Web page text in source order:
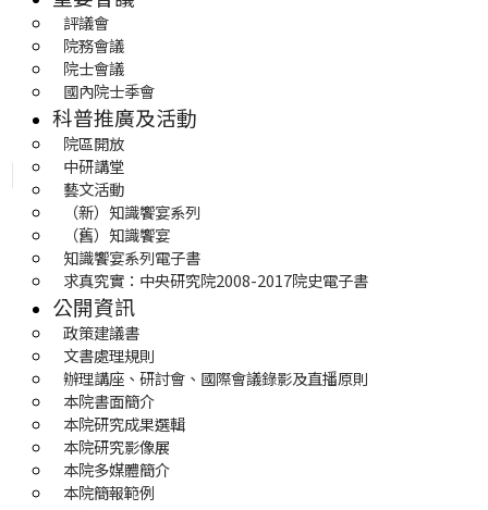
評議會
院務會議
院士會議
國內院士季會
科普推廣及活動
院區開放
中研講堂
藝文活動
（新）知識饗宴系列
（舊）知識饗宴
知識饗宴系列電子書
求真究實：中央研究院2008-2017院史電子書
公開資訊
政策建議書
文書處理規則
辦理講座、研討會、國際會議錄影及直播原則
本院書面簡介
本院研究成果選輯
本院研究影像展
本院多媒體簡介
本院簡報範例